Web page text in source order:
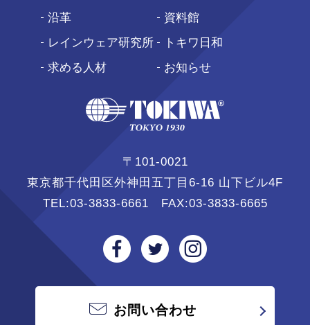
〒101-0021
東京都千代田区外神田五丁目6-16 山下ビル4F
TEL:03-3833-6661 FAX:03-3833-6665
沿革
資料館
レインウェア研究所
トキワ日和
求める人材
お知らせ
お問い合わせ